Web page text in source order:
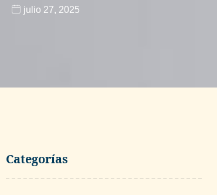
julio 27, 2025
Categorías